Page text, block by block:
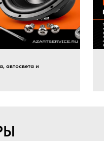
автосвета и